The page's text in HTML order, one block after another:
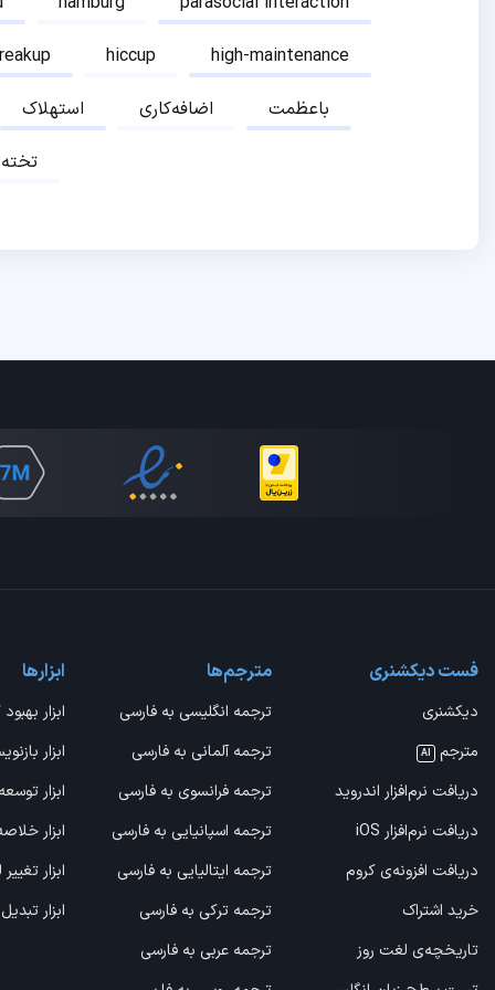
hiccup
high-maintenance
استهلاک
اضافه‌کاری
باعظمت
فست دیکشنری
دیکشنری
مترجم
AI
دریافت نرم‌افزار اندروید
دریافت نرم‌افزار iOS
دریافت افزونه‌ی کروم
خرید اشتراک
تاریخچه‌ی لغت روز
مترجم‌ها
ترجمه انگلیسی به فارسی
ترجمه آلمانی به فارسی
ترجمه فرانسوی به فارسی
ترجمه اسپانیایی به فارسی
ترجمه ایتالیایی به فارسی
ترجمه ترکی به فارسی
ترجمه عربی به فارسی
ابزارها
ابزار
ابزار
ابزار
ابزار
ابزار
ابزار